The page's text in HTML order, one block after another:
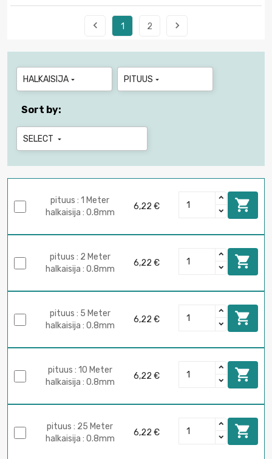
 1 2 
HALKAISIJA  PITUUS 
Sort by:
SELECT 
pituus : 1 Meter
halkaisija : 0.8mm
6,22 € 
pituus : 2 Meter
halkaisija : 0.8mm
6,22 € 
pituus : 5 Meter
halkaisija : 0.8mm
6,22 € 
pituus : 10 Meter
halkaisija : 0.8mm
6,22 € 
pituus : 25 Meter
halkaisija : 0.8mm
6,22 € 